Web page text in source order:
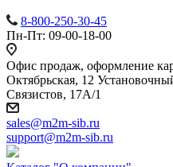
8-800-250-30-45
Пн-Пт: 09-00-18-00
Офис продаж, оформление
Октябрьская, 12
Связистов, 17А/1
sales@m2m-sib.ru
support@m2m-sib.ru